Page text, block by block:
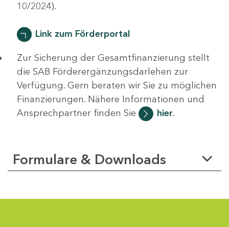
10/2024).
Link zum Förderportal
Zur Sicherung der Gesamtfinanzierung stellt
die SAB Förderergänzungsdarlehen zur
Verfügung. Gern beraten wir Sie zu möglichen
Finanzierungen. Nähere Informationen und
Ansprechpartner finden Sie
hier.
Formulare & Downloads